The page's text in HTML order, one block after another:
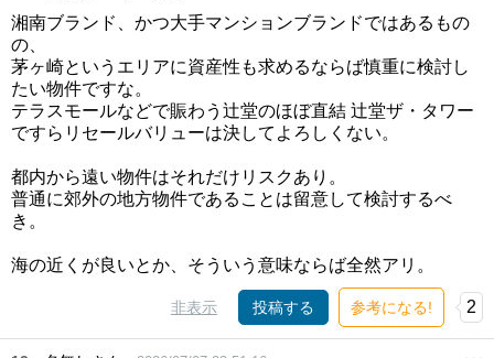
湘南ブランド、かつ大手マンションブランドではあるもの
の、
茅ヶ崎というエリアに資産性も求めるならば慎重に検討し
たい物件ですな。
テラスモールなどで賑わう辻堂のほぼ直結 辻堂ザ・タワー
ですらリセールバリューは決してよろしくない。
都内から遠い物件はそれだけリスクあり。
普通に郊外の地方物件であることは留意して検討するべ
き。
海の近くが良いとか、そういう意味ならば全然アリ。
非表示 投稿する 参考になる! 2